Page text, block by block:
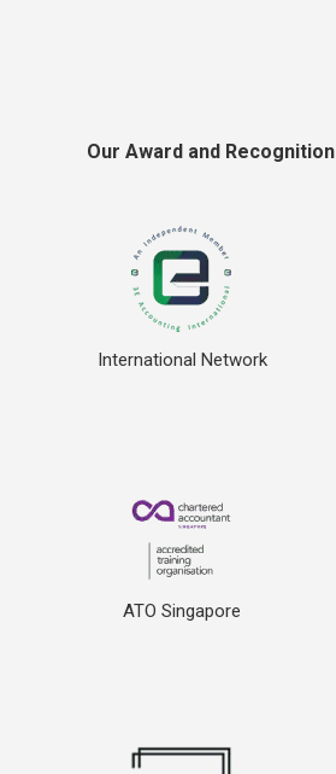
Our Award and Recognition
International Network
ATO Singapore